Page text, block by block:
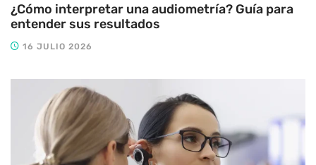
¿Cómo interpretar una audiometría? Guía para
entender sus resultados
16 JULIO 2026